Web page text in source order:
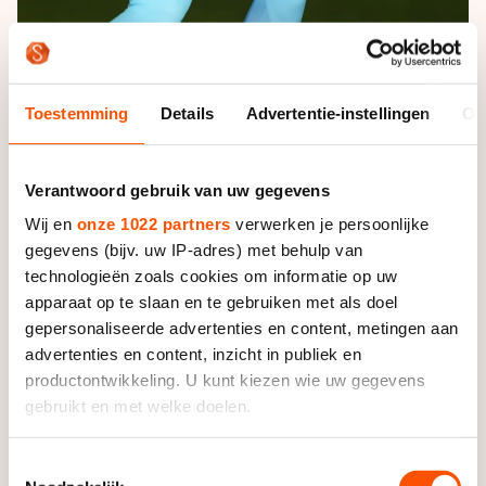
Toestemming Details Advertentie-instellingen
Verantwoord gebruik van uw gegevens
Wij en onze 1022 partners verwerken je persoonlijke
gegevens (bijv. uw IP-adres) met behulp van
technologieën zoals cookies om informatie op uw
apparaat op te slaan en te gebruiken met als doel
gepersonaliseerde advertenties en content, metingen aan
advertenties en content, inzicht in publiek en
productontwikkeling. U kunt kiezen wie uw gegevens
gebruikt en met welke doelen.
Foto: Neeke Smit
te houden in de massasprint. "Ik ben met de manier
waarop ik sprintte eigenlijk nog blijer dan met de zege
zelf. Het gat was in de laatste tweehonderd meter
nog zo groot."
Het is het derde jaar dat Lollobrigida in Nederland
marathons rijdt en ze is altijd goed voor een paar
zeges, maar in Amsterdam kreeg ze voor het eerst de
oranje leiderstrui uitgereikt. "Het is mooi als Italiaanse